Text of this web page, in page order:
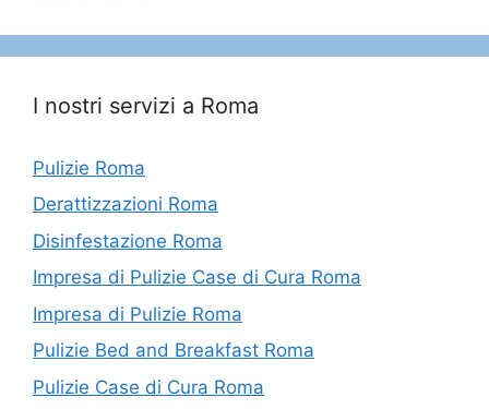
I nostri servizi a Roma
Pulizie Roma
Derattizzazioni Roma
Disinfestazione Roma
Impresa di Pulizie Case di Cura Roma
Impresa di Pulizie Roma
Pulizie Bed and Breakfast Roma
Pulizie Case di Cura Roma